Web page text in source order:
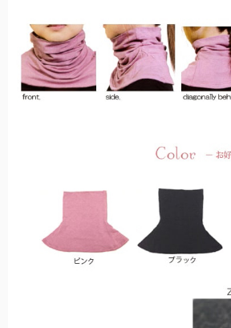
折りたたみ日傘用の傘袋です。
キッズ用日傘
全てのアームカバー/
こちらから全てのアームカバー/手袋をご覧頂
シューズ
こちらから全てのUVカットウェアをご覧頂
全てのサングラス
こちらから全てのメラニンサングラスをご覧